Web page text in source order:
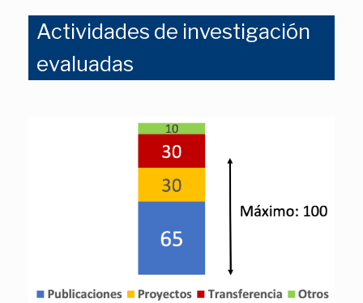
Actividades de investigación
evaluadas